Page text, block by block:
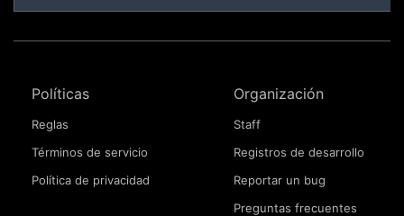
Políticas
Reglas
Términos de servicio
Política de privacidad
Organización
Staff
Registros de desarrollo
Reportar un bug
Preguntas frecuentes